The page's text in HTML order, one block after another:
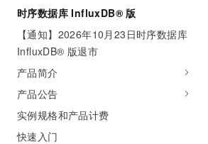
时序数据库 InfluxDB® 版
【通知】2026年10月23日时序数据库
InfluxDB® 版退市
产品简介
产品公告
实例规格和产品计费
快速入门
精选产品
人工智能与机器学习
计算
容器
精选解决方案
AI
互联网应用开发
大数据